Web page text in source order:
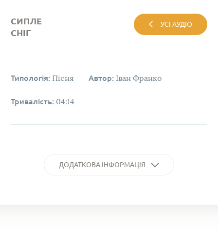
СИПЛЕ
СНІГ
УСІ АУДІО
Типологія: Пісня Автор: Іван Франко
Тривалість: 04:14
ДОДАТКОВА ІНФОРМАЦІЯ